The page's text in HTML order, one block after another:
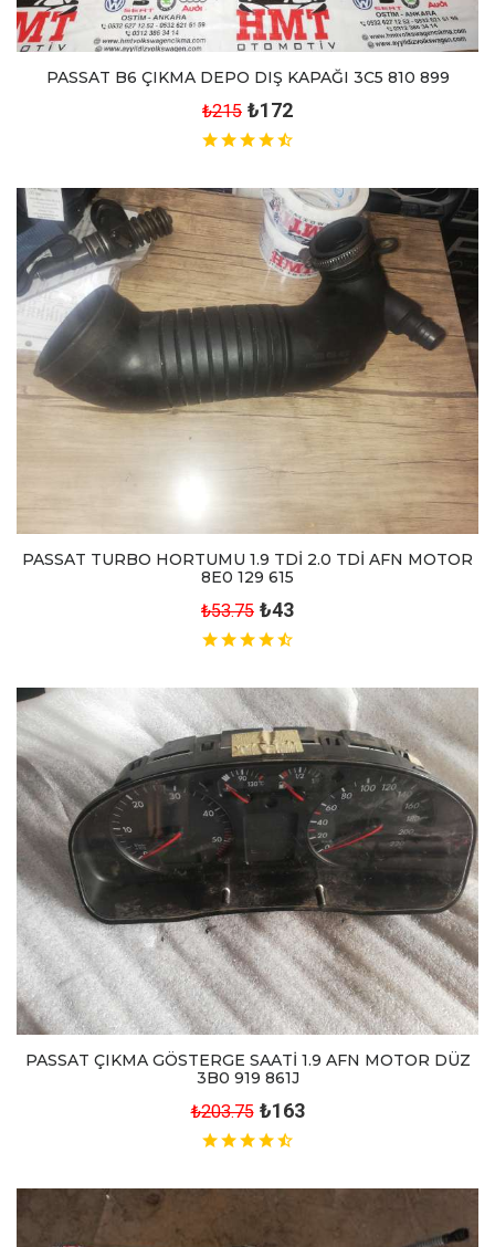
PASSAT B6 ÇIKMA DEPO DIŞ KAPAĞI 3C5 810 899
₺215 ₺172
PASSAT TURBO HORTUMU 1.9 TDİ 2.0 TDİ AFN MOTOR
8E0 129 615
₺53.75 ₺43
PASSAT ÇIKMA GÖSTERGE SAATİ 1.9 AFN MOTOR DÜZ
3B0 919 861J
₺203.75 ₺163